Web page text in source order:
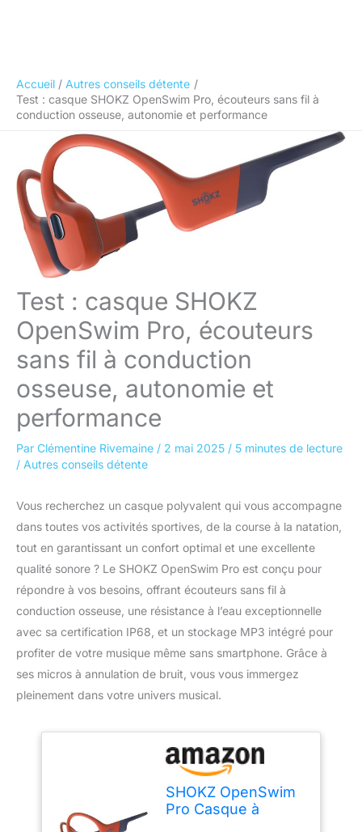
Accueil
Autres conseils détente
Test : casque SHOKZ OpenSwim Pro, écouteurs sans fil à
conduction osseuse, autonomie et performance
Test : casque SHOKZ
OpenSwim Pro, écouteurs
sans fil à conduction
osseuse, autonomie et
performance
Par Clémentine Rivemaine / 2 mai 2025 / 5 minutes de lecture
/ Autres conseils détente
Vous recherchez un casque polyvalent qui vous accompagne
dans toutes vos activités sportives, de la course à la natation,
tout en garantissant un confort optimal et une excellente
qualité sonore ? Le SHOKZ OpenSwim Pro est conçu pour
répondre à vos besoins, offrant écouteurs sans fil à
conduction osseuse, une résistance à l’eau exceptionnelle
avec sa certification IP68, et un stockage MP3 intégré pour
profiter de votre musique même sans smartphone. Grâce à
ses micros à annulation de bruit, vous vous immergez
pleinement dans votre univers musical.
SHOKZ OpenSwim
Pro Casque à